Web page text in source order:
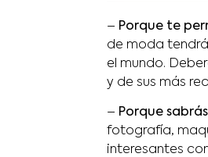
– Porque te
de moda
el mundo.
y de sus más
– Porque
fotografía,
interesantes